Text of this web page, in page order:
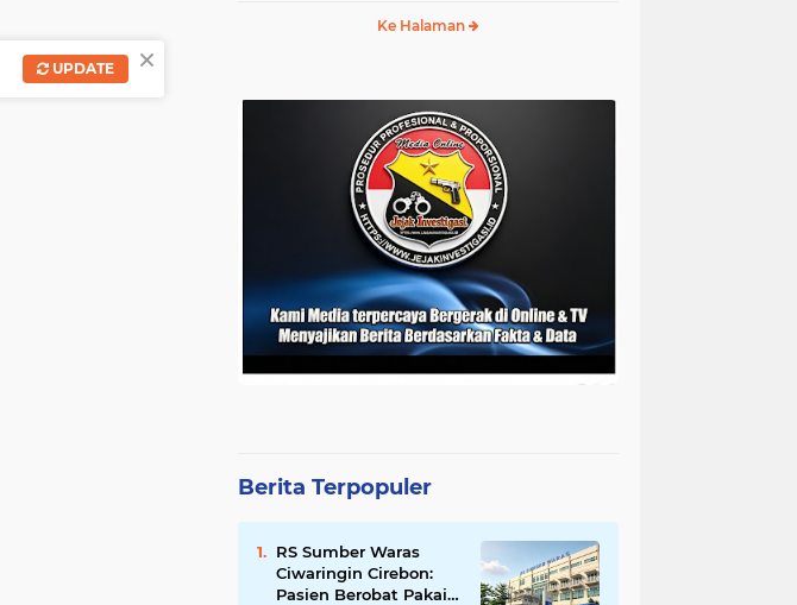
Ke Halaman
Berita Terpopuler
RS Sumber Waras
Ciwaringin Cirebon:
Pasien Berobat Pakai
×
UPDATE